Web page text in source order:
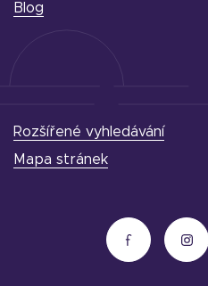
Blog
Rozšířené vyhledávání
Mapa stránek